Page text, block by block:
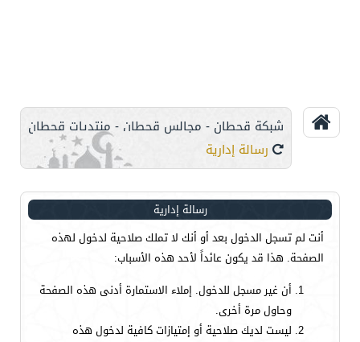
شبكة قحطان - مجالس قحطان - منتديات قحطان
رسالة إدارية
رسالة إدارية
أنت لم تسجل الدخول بعد أو أنك لا تملك صلاحية لدخول لهذه
الصفحة. هذا قد يكون عائداً لأحد هذه الأسباب:
أن غير مسجل للدخول. إملاء الاستمارة أدنى هذه الصفحة
وحاول مرة أخرى.
ليست لديك صلاحية أو إمتيازات كافية لدخول هذه